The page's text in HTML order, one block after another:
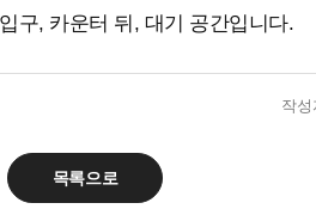
구, 카운터 뒤, 대기 공간입니다.
작
목록으로